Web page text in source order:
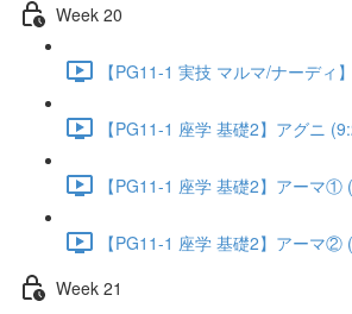
Week 20
【PG11-1 実技 マルマ/ナーディ
【PG11-1 座学 基礎2】アグニ
【PG11-1 座学 基礎2】アーマ①
【PG11-1 座学 基礎2】アーマ②
Week 21